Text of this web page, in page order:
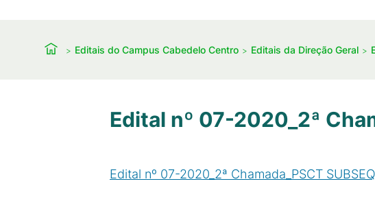
Editais do Campus Cabedelo Centro Editais da Direção Geral
Edital nº 07-2020_2ª
Edital nº 07-2020_2ª Chamada_PSCT